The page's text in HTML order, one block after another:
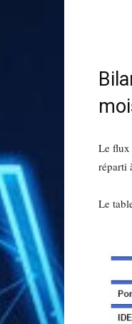
Le flux
réparti
Le